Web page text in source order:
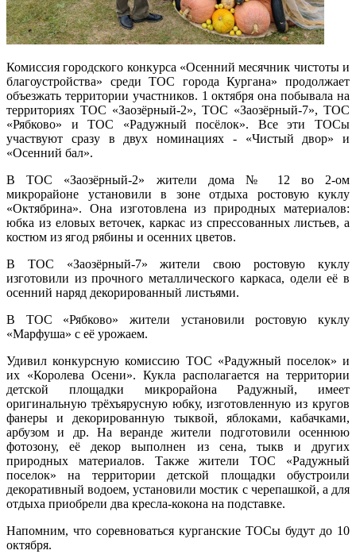
Комиссия городского конкурса «Осенний месячник чистоты и
благоустройства» среди ТОС города Кургана» продолжает
объезжать территории участников. 1 октября она побывала на
территориях ТОС «Заозёрный-2», ТОС «Заозёрный-7», ТОС
«Рябково» и ТОС «Радужный посёлок». Все эти ТОСы
участвуют сразу в двух номинациях - «Чистый двор» и
«Осенний бал».
В ТОС «Заозёрный-2» жители дома № 12 во 2-ом
микрорайоне установили в зоне отдыха ростовую куклу
«Октябрина». Она изготовлена из природных материалов:
юбка из еловых веточек, каркас из спрессованных листьев, а
костюм из ягод рябины и осенних цветов.
В ТОС «Заозёрный-7» жители свою ростовую куклу
изготовили из прочного металлического каркаса, одели её в
осенний наряд декорированный листьями.
В ТОС «Рябково» жители установили ростовую куклу
«Марфуша» с её урожаем.
Удивил конкурсную комиссию ТОС «Радужный поселок» и
их «Королева Осени». Кукла располагается на территории
детской площадки микрорайона Радужный, имеет
оригинальную трёхъярусную юбку, изготовленную из кругов
фанеры и декорированную тыквой, яблоками, кабачками,
арбузом и др. На веранде жители подготовили осеннюю
фотозону, её декор выполнен из сена, тыкв и других
природных материалов. Также жители ТОС «Радужный
поселок» на территории детской площадки обустроили
декоративный водоем, установили мостик с черепашкой, а для
отдыха приобрели два кресла-кокона на подставке.
Напомним, что соревноваться курганские ТОСы будут до 10
октября.